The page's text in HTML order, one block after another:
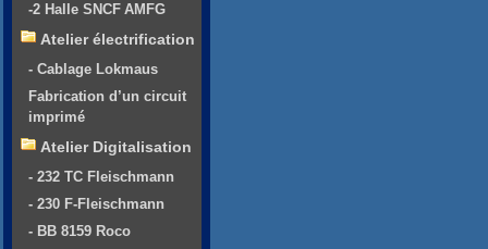
-2 Halle SNCF AMFG
Atelier électrification
- Cablage Lokmaus
Fabrication d’un circuit
imprimé
Atelier Digitalisation
- 232 TC Fleischmann
- 230 F-Fleischmann
- BB 8159 Roco